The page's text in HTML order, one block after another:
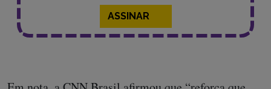
ASSINAR